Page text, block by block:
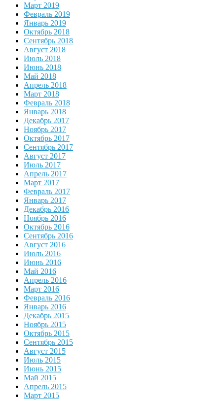
Март 2019
Февраль 2019
Январь 2019
Октябрь 2018
Сентябрь 2018
Август 2018
Июль 2018
Июнь 2018
Май 2018
Апрель 2018
Март 2018
Февраль 2018
Январь 2018
Декабрь 2017
Ноябрь 2017
Октябрь 2017
Сентябрь 2017
Август 2017
Июль 2017
Апрель 2017
Март 2017
Февраль 2017
Январь 2017
Декабрь 2016
Ноябрь 2016
Октябрь 2016
Сентябрь 2016
Август 2016
Июль 2016
Июнь 2016
Май 2016
Апрель 2016
Март 2016
Февраль 2016
Январь 2016
Декабрь 2015
Ноябрь 2015
Октябрь 2015
Сентябрь 2015
Август 2015
Июль 2015
Июнь 2015
Май 2015
Апрель 2015
Март 2015